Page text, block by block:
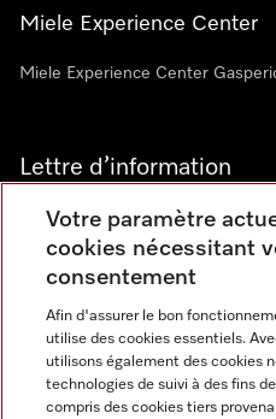
Miele Experience Center
Miele Experience Center
Lettre d’information
Langue
FRANCAIS
Votre paramètre
cookies nécessitant
consentement
Afin d'assurer le bon
utilise des cookies essentiels.
utilisons également des cookies
technologies de suivi à des fins
compris des cookies tiers